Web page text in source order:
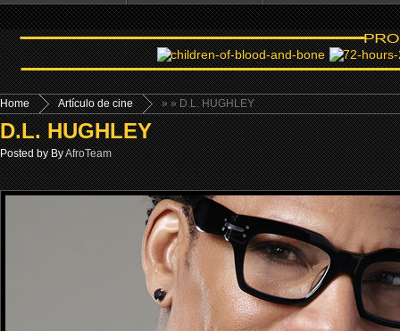
Home »
Artículo de cine » D.L. HUGHLEY
D.L. HUGHLEY
Posted by ByAfroTeam